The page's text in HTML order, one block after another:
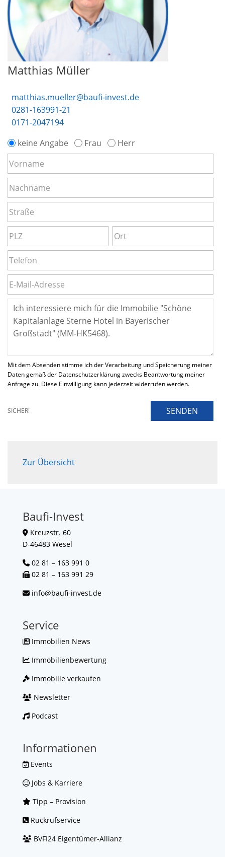
Matthias Müller
matthias.mueller@baufi-invest.de
0281-163991-21
0171-2047194
keine Angabe
Frau Herr
Mit dem Absenden stimme ich der Verarbeitung und Speicherung meiner
Daten gemäß der Datenschutzerklärung zwecks Beantwortung meiner
Anfrage zu. Diese Einwilligung kann jederzeit widerrufen werden.
SICHER! SENDEN
Zur Übersicht
Baufi-Invest
Kreuzstr. 60
D-46483 Wesel
02 81 – 163 991 0
02 81 – 163 991 29
info@baufi-invest.de
Service
Immobilien News
Immobilienbewertung
Immobilie verkaufen
Newsletter
Podcast
Informationen
Events
Jobs & Karriere
Tipp – Provision
Rückrufservice
BVFI24 Eigentümer-Allianz